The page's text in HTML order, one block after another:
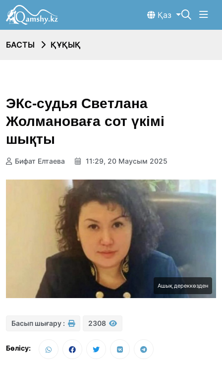
Қаз
БАСТЫ ҚҰҚЫҚ
ЭКс-судья Светлана
Жолмановаға сот үкімі
шықты
Бифат Елтаева 11:29, 20 Маусым 2025
Ашық дереккөзден
Басып шығару : 2308
Бөлісу: